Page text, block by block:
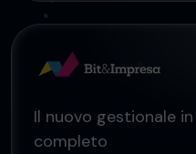
Il nuovo gestionale
completo